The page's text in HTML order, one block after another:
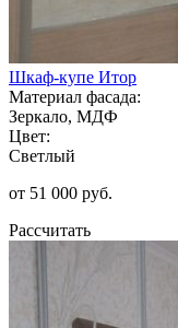
Шкаф-купе Итор
Материал фасада:
Зеркало, МДФ
Цвет:
Светлый
от 51 000 руб.
Рассчитать